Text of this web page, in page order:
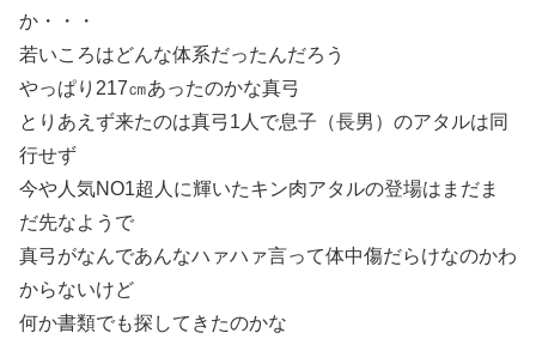
か・・・
若いころはどんな体系だったんだろう
やっぱり217㎝あったのかな真弓
とりあえず来たのは真弓1人で息子（長男）のアタルは同
行せず
今や人気NO1超人に輝いたキン肉アタルの登場はまだま
だ先なようで
真弓がなんであんなハァハァ言って体中傷だらけなのかわ
からないけど
何か書類でも探してきたのかな